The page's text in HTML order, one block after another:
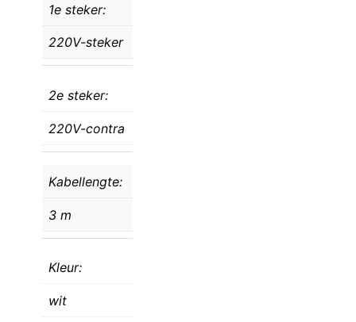
1e steker:
220V-steker
2e steker:
220V-contra
Kabellengte:
3 m
Kleur:
wit